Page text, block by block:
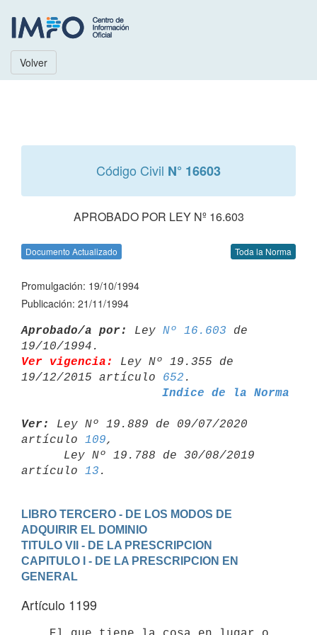
Volver
Código Civil N° 16603
APROBADO POR LEY Nº 16.603
Documento Actualizado Toda la Norma
Promulgación: 19/10/1994
Publicación: 21/11/1994
Aprobado/a por: Ley Nº 16.603 de
Ver vigencia:
Ley Nº 19.355 de
19/12/2015 artículo 652
Indice de la Norma
Ver:
Ley Nº 19.889 de 09/07/2020
artículo 109,
artículo 13
LIBRO TERCERO - DE LOS MODOS DE
ADQUIRIR EL DOMINIO
TITULO VII - DE LA PRESCRIPCION
CAPITULO I - DE LA PRESCRIPCION EN
GENERAL
Artículo 1199